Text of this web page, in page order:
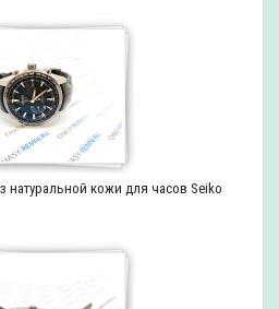
натуральной кожи для часов Seiko